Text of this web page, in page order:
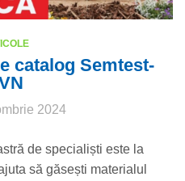
catalog Semtest-
2024
de specialiști este la
să găsești materialul